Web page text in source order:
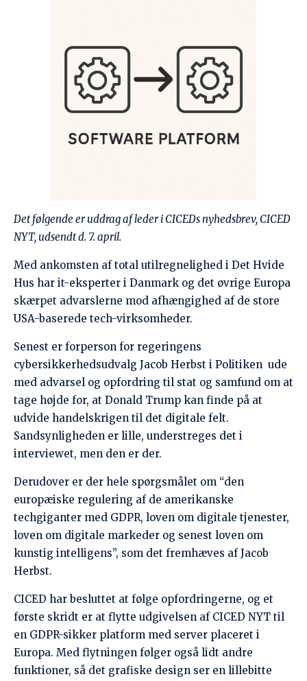
Det følgende er uddrag af leder i CICEDs nyhedsbrev, CICED
NYT, udsendt d. 7. april.
Med ankomsten af total utilregnelighed i Det Hvide
Hus har it-eksperter i Danmark og det øvrige Europa
skærpet advarslerne mod afhængighed af de store
USA-baserede tech-virksomheder.
med advarsel og opfordring til stat og samfund om at
tage højde for, at Donald Trump kan finde på at
udvide handelskrigen til det digitale felt.
Sandsynligheden er lille, understreges det i
interviewet, men den er der.
Derudover er der hele spørgsmålet om “den
techgiganter med GDPR, loven om digitale tjenester,
loven om digitale markeder og senest loven om
kunstig intelligens”, som det fremhæves af Jacob
Herbst.
CICED har besluttet at følge opfordringerne, og et
første skridt er at flytte udgivelsen af CICED NYT til
en GDPR-sikker platform med server placeret i
Europa. Med flytningen følger også lidt andre
funktioner, så det grafiske design ser en lillebitte
smule anderledes ud. Men ikke så værst, synes vi
selv.
CICED har også flyttet sin opbevaring af dokumener
med at bruge det europæiske Mastodon i stedet
for/sammen med Facebook. Når vi skriver ‘sammen
med’ så er det i erkendelse af, at stor set alle vores
partnere ude i verden og de fleste af dem, som vi
gerne vil kommunikere med er på Facebook.